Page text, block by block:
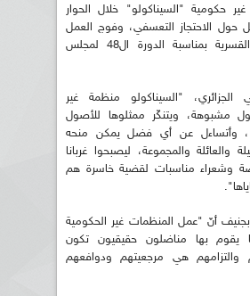
حكومية "السيناكولو" خلال الحوار
حول الاحتجاز التعسفي، وفوج العمل
حول الاختفاءات القسرية بمناسبة الدورة ال48 لمجلس
الجزائري، "السيناكولو منظمة غير
مشبوهة، ويتنكّر ممثلوها للأصول
وأتساءل عن أي فضل يمكن منحه
والعائلة والمجموعة، ليصبحوا غربانا
وشعراء مناسبات لقضية خاسرة هم
بجنيف أنّ "عمل المنظمات غير الحكومية
بها مناضلون حقيقيون تكون
والتزامهم هي مرجعيتهم ودوافعهم